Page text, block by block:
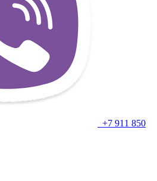
+7 911 850